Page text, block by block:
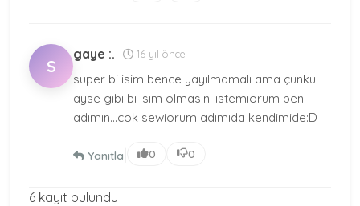
S
gaye :. 16 yıl önce
süper bi isim bence yayılmamalı ama çünkü
ayse gibi bi isim olmasını istemiorum ben
adımın...cok sewiorum adımıda kendimide:D
Yanıtla 0 0
6 kayıt bulundu